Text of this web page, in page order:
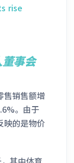
rise
事会
售销售额增
。由于
映的是物价